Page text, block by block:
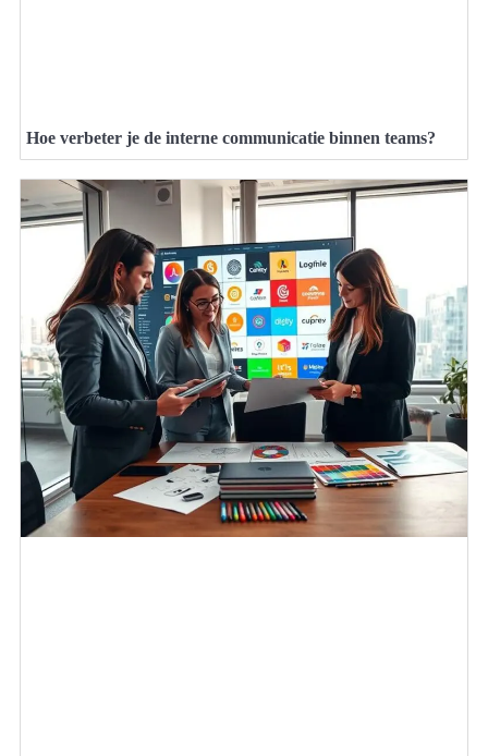
Hoe verbeter je de interne communicatie binnen teams?